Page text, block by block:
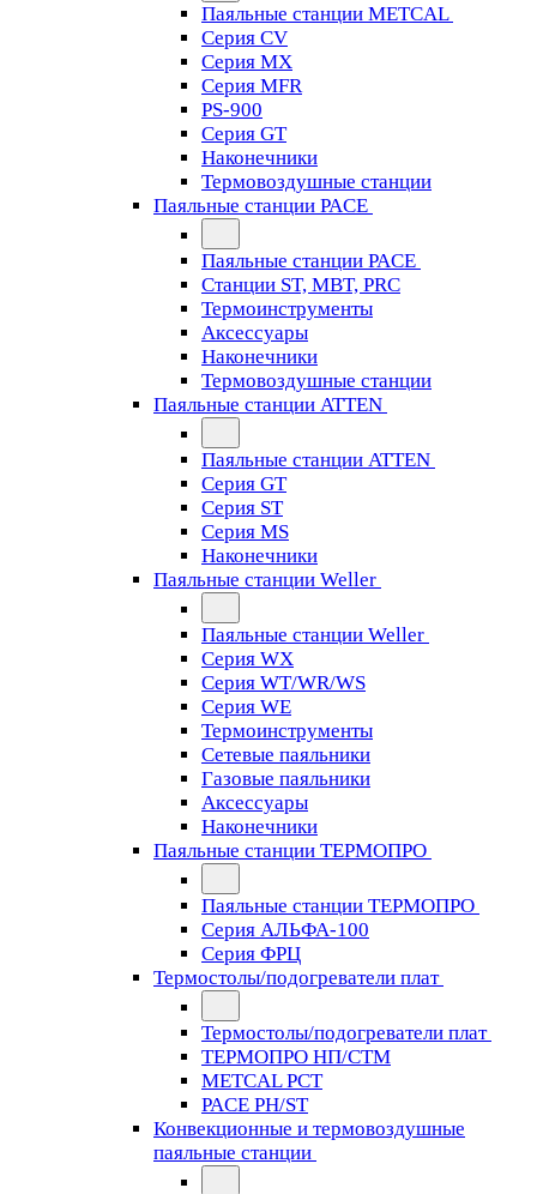
Паяльные станции METCAL
Серия CV
Серия MX
Серия MFR
PS-900
Серия GT
Наконечники
Термовоздушные станции
Паяльные станции PACE
Паяльные станции PACE
Станции ST, MBT, PRC
Термоинструменты
Аксессуары
Наконечники
Термовоздушные станции
Паяльные станции ATTEN
Паяльные станции ATTEN
Серия GT
Серия ST
Серия MS
Наконечники
Паяльные станции Weller
Паяльные станции Weller
Серия WX
Серия WT/WR/WS
Серия WE
Термоинструменты
Сетевые паяльники
Газовые паяльники
Аксессуары
Наконечники
Паяльные станции ТЕРМОПРО
Паяльные станции ТЕРМОПРО
Серия АЛЬФА-100
Серия ФРЦ
Термостолы/подогреватели плат
Термостолы/подогреватели плат
ТЕРМОПРО НП/СТМ
METCAL PCT
PACE PH/ST
Конвекционные и термовоздушные
паяльные станции